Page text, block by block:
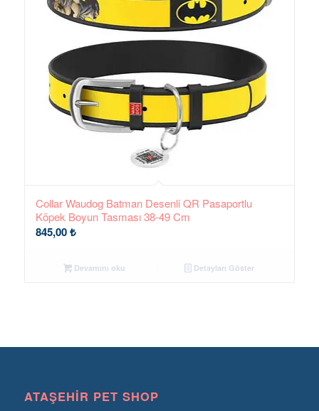
Collar Waudog Batman Desenli QR Pasaportlu
Köpek Boyun Tasması 38-49 Cm
845,00₺
Devamını oku Detayları Göster
ATAŞEHIR PET SHOP